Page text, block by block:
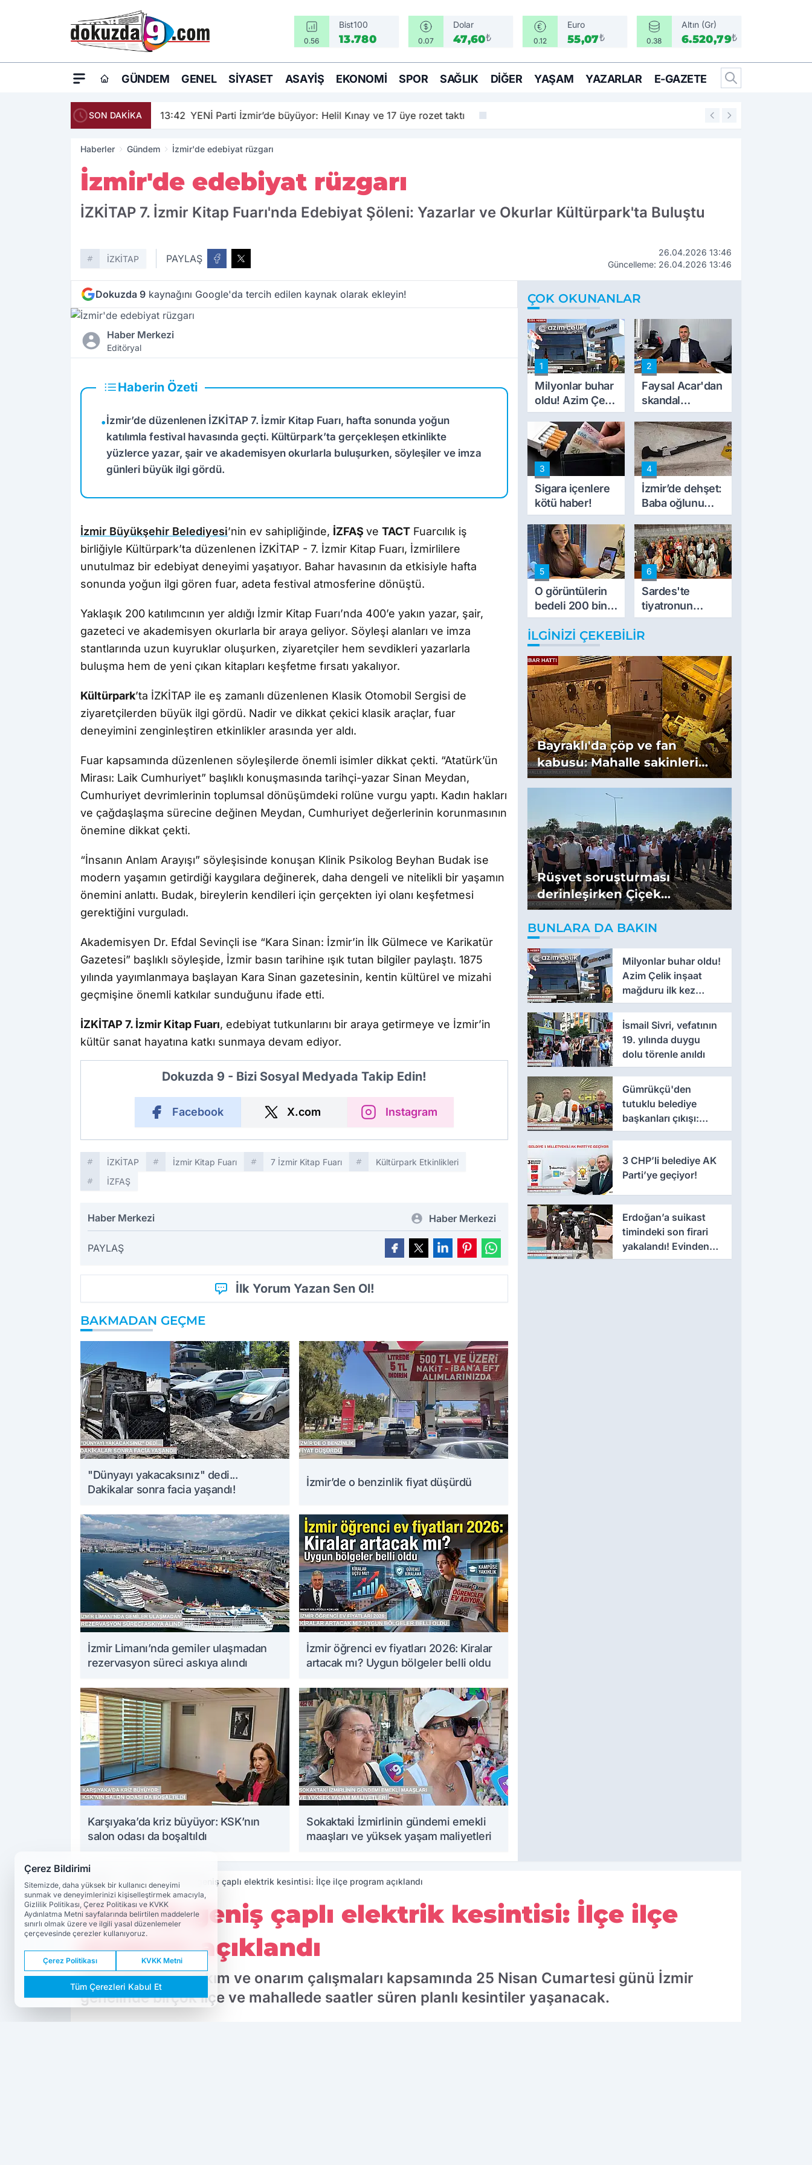
0.56
Bist100
13.780 0.07
Dolar
47,60₺ 0.12
Euro
55,07₺ 0.38
Altın (Gr)
6.520,79₺
GÜNDEM GENEL SIYASET ASAYIŞ EKONOMI SPOR SAĞLIK DIĞER YAŞAM YAZARLAR E-GAZETE
SON DAKİKA 13:42 YENİ Parti İzmir’de büyüyor: Helil Kınay ve 17 üye rozet taktı 13:35
Haberler Gündem İzmir'de edebiyat rüzgarı
İzmir'de edebiyat rüzgarı
İZKİTAP 7. İzmir Kitap Fuarı'nda Edebiyat Şöleni: Yazarlar ve Okurlar Kültürpark'ta Buluştu
İZKİTAP PAYLAŞ
26.04.2026 13:46
Güncelleme: 26.04.2026 13:46
Dokuzda 9 kaynağını Google'da tercih edilen kaynak olarak ekleyin!
Haber Merkezi
Editöryal
Haberin Özeti
•İzmir’de düzenlenen İZKİTAP 7. İzmir Kitap Fuarı, hafta sonunda yoğun
katılımla festival havasında geçti. Kültürpark’ta gerçekleşen etkinlikte
yüzlerce yazar, şair ve akademisyen okurlarla buluşurken, söyleşiler ve imza
günleri büyük ilgi gördü.
İzmir Büyükşehir Belediyesi’nin ev sahipliğinde, İZFAŞ ve TACT Fuarcılık iş
birliğiyle Kültürpark’ta düzenlenen İZKİTAP - 7. İzmir Kitap Fuarı, İzmirlilere
unutulmaz bir edebiyat deneyimi yaşatıyor. Bahar havasının da etkisiyle hafta
sonunda yoğun ilgi gören fuar, adeta festival atmosferine dönüştü.
Yaklaşık 200 katılımcının yer aldığı İzmir Kitap Fuarı’nda 400’e yakın yazar, şair,
gazeteci ve akademisyen okurlarla bir araya geliyor. Söyleşi alanları ve imza
stantlarında uzun kuyruklar oluşurken, ziyaretçiler hem sevdikleri yazarlarla
buluşma hem de yeni çıkan kitapları keşfetme fırsatı yakalıyor.
Kültürpark’ta İZKİTAP ile eş zamanlı düzenlenen Klasik Otomobil Sergisi de
ziyaretçilerden büyük ilgi gördü. Nadir ve dikkat çekici klasik araçlar, fuar
deneyimini zenginleştiren etkinlikler arasında yer aldı.
Fuar kapsamında düzenlenen söyleşilerde önemli isimler dikkat çekti. “Atatürk’ün
Mirası: Laik Cumhuriyet” başlıklı konuşmasında tarihçi-yazar Sinan Meydan,
Cumhuriyet devrimlerinin toplumsal dönüşümdeki rolüne vurgu yaptı. Kadın hakları
ve çağdaşlaşma sürecine değinen Meydan, Cumhuriyet değerlerinin korunmasının
önemine dikkat çekti.
“İnsanın Anlam Arayışı” söyleşisinde konuşan Klinik Psikolog Beyhan Budak ise
modern yaşamın getirdiği kaygılara değinerek, daha dengeli ve nitelikli bir yaşamın
önemini anlattı. Budak, bireylerin kendileri için gerçekten iyi olanı keşfetmesi
gerektiğini vurguladı.
Akademisyen Dr. Efdal Sevinçli ise “Kara Sinan: İzmir’in İlk Gülmece ve Karikatür
Gazetesi” başlıklı söyleşide, İzmir basın tarihine ışık tutan bilgiler paylaştı. 1875
yılında yayımlanmaya başlayan Kara Sinan gazetesinin, kentin kültürel ve mizahi
geçmişine önemli katkılar sunduğunu ifade etti.
İZKİTAP 7. İzmir Kitap Fuarı, edebiyat tutkunlarını bir araya getirmeye ve İzmir’in
kültür sanat hayatına katkı sunmaya devam ediyor.
Dokuzda 9 - Bizi Sosyal Medyada Takip Edin!
Facebook X.com Instagram
İZKİTAP İzmir Kitap Fuarı 7 İzmir Kitap Fuarı
Kültürpark Etkinlikleri
İZFAŞ
Haber Merkezi Haber Merkezi
PAYLAŞ
İlk Yorum Yazan Sen Ol!
BAKMADAN GEÇME
"Dünyayı yakacaksınız" dedi...
Dakikalar sonra facia yaşandı!
İzmir’de o benzinlik fiyat düşürdü
İzmir Limanı’nda gemiler ulaşmadan
rezervasyon süreci askıya alındı
İzmir öğrenci ev fiyatları 2026: Kiralar
artacak mı? Uygun bölgeler belli oldu
Karşıyaka’da kriz büyüyor: KSK’nın
salon odası da boşaltıldı
Sokaktaki İzmirlinin gündemi emekli
maaşları ve yüksek yaşam maliyetleri
ÇOK OKUNANLAR
1
Milyonlar buhar
oldu! Azim Çelik
inşaat mağduru
ilk kez konuştu
2
Faysal Acar'dan
skandal
açıklamalar:
'Haluk Levent
peynircilerimizi
de kıskaca aldı,
müdahale ettik'
3
Sigara içenlere
kötü haber!
4
İzmir’de dehşet:
Baba oğlunu
vurdu
5
O görüntülerin
bedeli 200 bin
TL
6
Sardes'te
tiyatronun
imece ruhu
binlerce yıllık
İLGINIZI ÇEKEBILIR
Bayraklı'da çöp ve fan
kabusu: Mahalle sakinleri
isyan etti
Rüşvet soruşturması
derinleşirken Çiçek
cephesinden 'montaj'
savunması
BUNLARA DA BAKIN
Milyonlar buhar oldu!
Azim Çelik inşaat
mağduru ilk kez
konuştu
İsmail Sivri, vefatının
19. yılında duygu
dolu törenle anıldı
Gümrükçü'den
tutuklu belediye
başkanları çıkışı:
'Yıllarca iddianame
3 CHP’li belediye AK
Parti’ye geçiyor!
Erdoğan’a suikast
timindeki son firari
yakalandı! Evinden
çıkanlar şaşkınlık
Haberler Genel İzmir'de geniş çaplı elektrik kesintisi: İlçe ilçe program açıklandı
İzmir'de geniş çaplı elektrik kesintisi: İlçe ilçe
program açıklandı
GDZ Elektrik'in bakım ve onarım çalışmaları kapsamında 25 Nisan Cumartesi günü İzmir
genelinde birçok ilçe ve mahallede saatler süren planlı kesintiler yaşanacak.
Çerez Bildirimi
Sitemizde, daha yüksek bir kullanıcı deneyimi
sunmak ve deneyimlerinizi kişiselleştirmek amacıyla,
Gizlilik Politikası, Çerez Politikası ve KVKK
Aydınlatma Metni sayfalarında belirtilen maddelerle
sınırlı olmak üzere ve ilgili yasal düzenlemeler
çerçevesinde çerezler kullanıyoruz.
Çerez Politikası KVKK Metni
Tüm Çerezleri Kabul Et